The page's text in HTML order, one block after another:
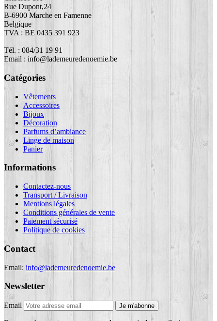
Rue Dupont,24
B-6900 Marche en Famenne
Belgique
TVA : BE 0435 391 923
Tél. : 084/31 19 91
Email : info@lademeuredenoemie.be
Catégories
Vêtements
Accessoires
Bijoux
Décoration
Parfums d’ambiance
Linge de maison
Panier
Informations
Contactez-nous
Transport / Livraison
Mentions légales
Conditions générales de vente
Paiement sécurisé
Politique de cookies
Contact
Email: info@lademeuredenoemie.be
Newsletter
Email Je m'abonne